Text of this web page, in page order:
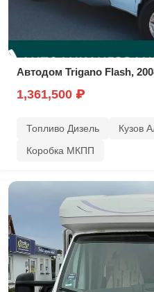
Автодом Trigano Flash,
1,361,500 ₽
Топливо Дизель Кузов
Коробка МКПП